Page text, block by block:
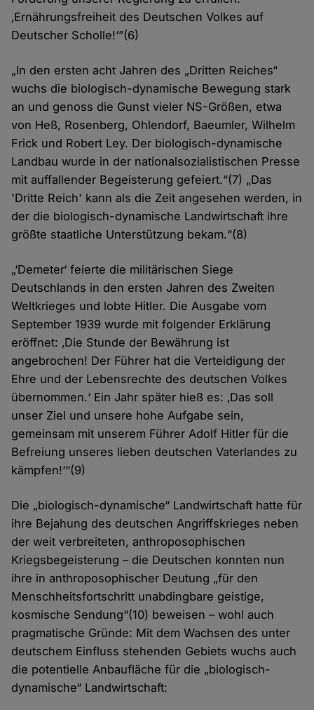
‚Ernährungsfreiheit des Deutschen Volkes auf
Deutscher Scholle!‘”(6)
„In den ersten acht Jahren des „Dritten Reiches“
wuchs die biologisch-dynamische Bewegung stark
an und genoss die Gunst vieler NS-Größen, etwa
von Heß, Rosenberg, Ohlendorf, Baeumler, Wilhelm
Frick und Robert Ley. Der biologisch-dynamische
Landbau wurde in der nationalsozialistischen Presse
mit auffallender Begeisterung gefeiert.“(7) „Das
'Dritte Reich' kann als die Zeit angesehen werden, in
der die biologisch-dynamische Landwirtschaft ihre
größte staatliche Unterstützung bekam.“(8)
„‘Demeter‘ feierte die militärischen Siege
Deutschlands in den ersten Jahren des Zweiten
Weltkrieges und lobte Hitler. Die Ausgabe vom
September 1939 wurde mit folgender Erklärung
eröffnet: ‚Die Stunde der Bewährung ist
angebrochen! Der Führer hat die Verteidigung der
Ehre und der Lebensrechte des deutschen Volkes
übernommen.‘ Ein Jahr später hieß es: ‚Das soll
unser Ziel und unsere hohe Aufgabe sein,
gemeinsam mit unserem Führer Adolf Hitler für die
Befreiung unseres lieben deutschen Vaterlandes zu
kämpfen!‘“(9)
Die „biologisch-dynamische“ Landwirtschaft hatte für
ihre Bejahung des deutschen Angriffskrieges neben
der weit verbreiteten, anthroposophischen
Kriegsbegeisterung – die Deutschen konnten nun
ihre in anthroposophischer Deutung „für den
Menschheitsfortschritt unabdingbare geistige,
kosmische Sendung“(10) beweisen – wohl auch
pragmatische Gründe: Mit dem Wachsen des unter
deutschem Einfluss stehenden Gebiets wuchs auch
die potentielle Anbaufläche für die „biologisch-
dynamische“ Landwirtschaft: